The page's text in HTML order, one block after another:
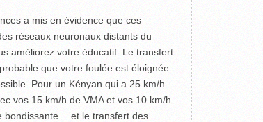
a mis en évidence que ces
réseaux neuronaux distants du
améliorez votre éducatif. Le transfert
que votre foulée est éloignée
Pour un Kényan qui a 25 km/h
vos 15 km/h de VMA et vos 10 km/h
bondissante… et le transfert des